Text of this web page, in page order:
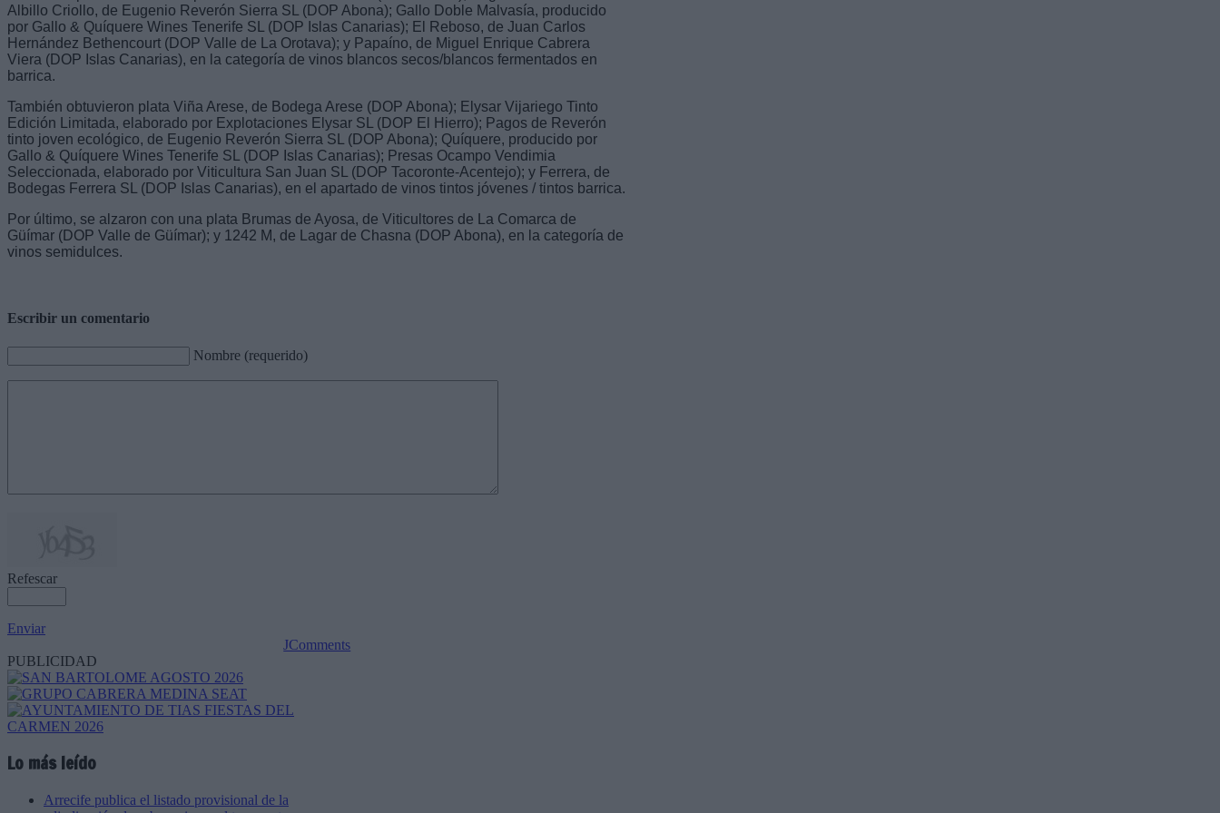
Albillo Criollo, de Eugenio Reverón Sierra SL (DOP Abona); Gallo Doble Malvasía, producido
por Gallo & Quíquere Wines Tenerife SL (DOP Islas Canarias); El Reboso, de Juan Carlos
Hernández Bethencourt (DOP Valle de La Orotava); y Papaíno, de Miguel Enrique Cabrera
Viera (DOP Islas Canarias), en la categoría de vinos blancos secos/blancos fermentados en
barrica.
También obtuvieron plata Viña Arese, de Bodega Arese (DOP Abona); Elysar Vijariego Tinto
Edición Limitada, elaborado por Explotaciones Elysar SL (DOP El Hierro); Pagos de Reverón
tinto joven ecológico, de Eugenio Reverón Sierra SL (DOP Abona); Quíquere, producido por
Gallo & Quíquere Wines Tenerife SL (DOP Islas Canarias); Presas Ocampo Vendimia
Seleccionada, elaborado por Viticultura San Juan SL (DOP Tacoronte-Acentejo); y Ferrera, de
Bodegas Ferrera SL (DOP Islas Canarias), en el apartado de vinos tintos jóvenes / tintos barrica.
Por último, se alzaron con una plata Brumas de Ayosa, de Viticultores de La Comarca de
Güímar (DOP Valle de Güímar); y 1242 M, de Lagar de Chasna (DOP Abona), en la categoría de
vinos semidulces.
Escribir un comentario
Nombre (requerido)
Refescar
Enviar
JComments
PUBLICIDAD
Lo más leído
Arrecife publica el listado provisional de la